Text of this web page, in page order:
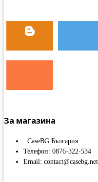
За магазина
CaseBG България
Телефон: 0876-322-534
Email: contact@casebg.net